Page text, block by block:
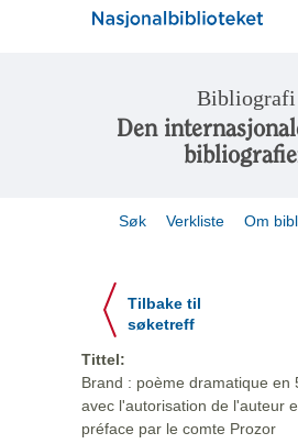
Bibliografi
Den
Søk Verkliste Om
Tilbake til
søketreff
Tittel:
Brand : poème dramatique en
avec l'autorisation de l'auteur
préface par le comte Prozor